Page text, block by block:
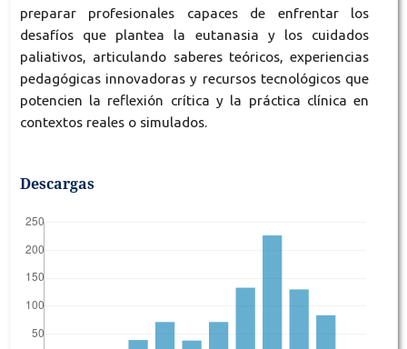
preparar profesionales capaces de enfrentar los
desafíos que plantea la eutanasia y los cuidados
paliativos, articulando saberes teóricos, experiencias
pedagógicas innovadoras y recursos tecnológicos que
potencien la reflexión crítica y la práctica clínica en
contextos reales o simulados.
Descargas